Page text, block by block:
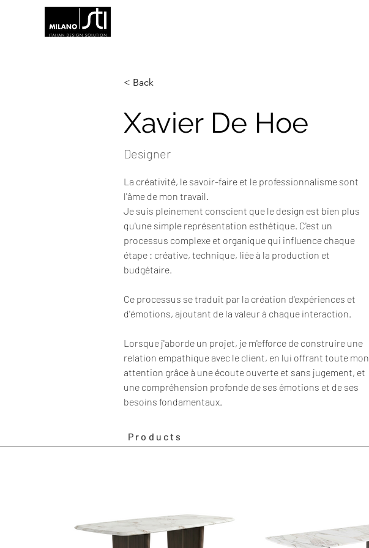
< Back
Xavier De Hoe
Designer
La créativité, le savoir-faire et le professionnalisme sont
l'âme de mon travail.
Je suis pleinement conscient que le design est bien plus
qu'une simple représentation esthétique. C'est un
processus complexe et organique qui influence chaque
étape : créative, technique, liée à la production et
budgétaire.
Ce processus se traduit par la création d'expériences et
d'émotions, ajoutant de la valeur à chaque interaction.
Lorsque j'aborde un projet, je m'efforce de construire une
relation empathique avec le client, en lui offrant toute mon
attention grâce à une écoute ouverte et sans jugement, et
une compréhension profonde de ses émotions et de ses
besoins fondamentaux.
Products